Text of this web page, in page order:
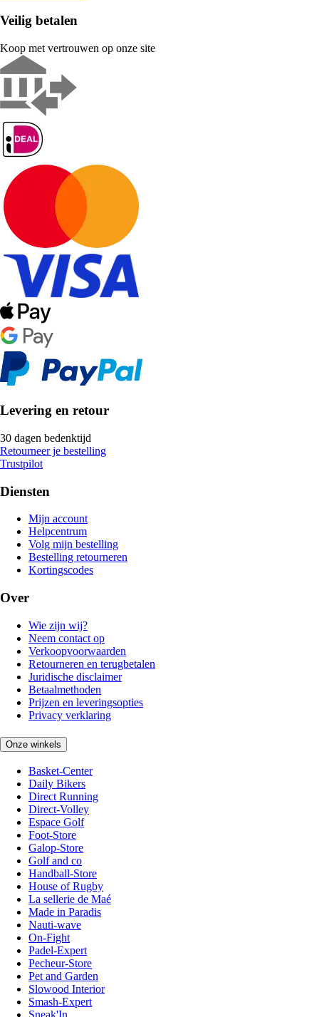
Veilig betalen
Koop met vertrouwen op onze site
Levering en retour
30 dagen bedenktijd
Retourneer je bestelling
Trustpilot
Diensten
Mijn account
Helpcentrum
Volg mijn bestelling
Bestelling retourneren
Kortingscodes
Over
Wie zijn wij?
Neem contact op
Verkoopvoorwaarden
Retourneren en terugbetalen
Juridische disclaimer
Betaalmethoden
Prijzen en leveringsopties
Privacy verklaring
Onze winkels
Basket-Center
Daily Bikers
Direct Running
Direct-Volley
Espace Golf
Foot-Store
Galop-Store
Golf and co
Handball-Store
House of Rugby
La sellerie de Maé
Made in Paradis
Nauti-wave
On-Fight
Padel-Expert
Pecheur-Store
Pet and Garden
Slowood Interior
Smash-Expert